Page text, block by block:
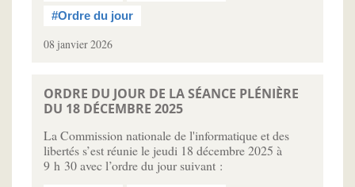
#Ordre du jour
08 janvier 2026
ORDRE DU JOUR DE LA SÉANCE PLÉNIÈRE
DU 18 DÉCEMBRE 2025
La Commission nationale de l'informatique et des
libertés s’est réunie le jeudi 18 décembre 2025 à
9 h 30 avec l’ordre du jour suivant :